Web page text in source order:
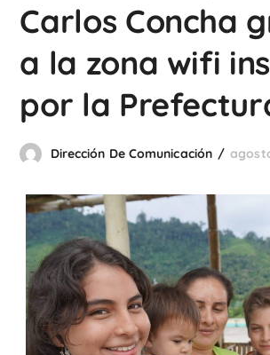
Carlos Concha
a la zona wifi
por la
Dirección De Comunicación